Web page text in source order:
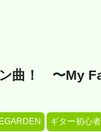
ン曲！ 〜My
ギター初心